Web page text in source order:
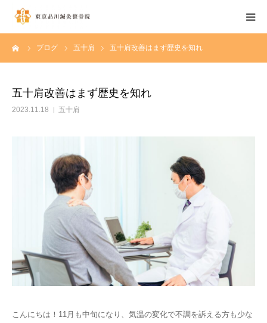
ブログ 五十肩 五十肩改善はまず歴史を知れ
五十肩改善はまず歴史を知れ
2023.11.18 五十肩
こんにちは！11月も中旬になり、気温の変化で不調を訴える方も少な
当院について
お知らせ
お問い合わせ